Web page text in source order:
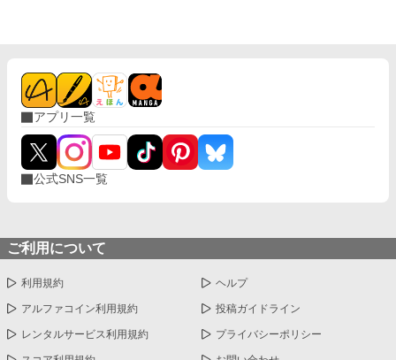
アプリ一覧
公式SNS一覧
ご利用について
利用規約 ヘルプ
アルファコイン利用規約 投稿ガイドライン
レンタルサービス利用規約 プライバシーポリシー